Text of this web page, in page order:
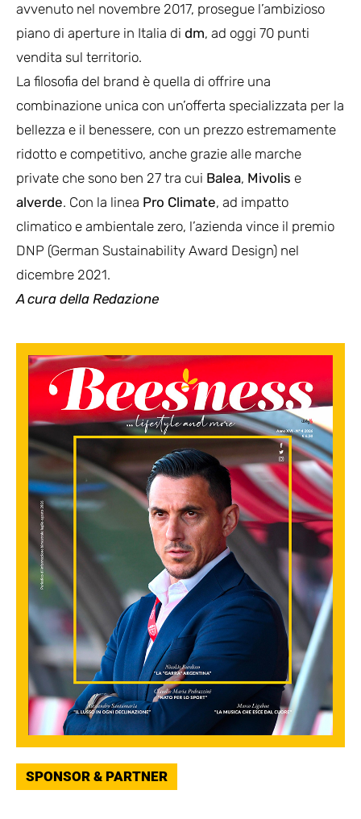
avvenuto nel novembre 2017, prosegue l’ambizioso
piano di aperture in Italia di dm, ad oggi 70 punti
vendita sul territorio.
La filosofia del brand è quella di offrire una
combinazione unica con un’offerta specializzata per la
bellezza e il benessere, con un prezzo estremamente
ridotto e competitivo, anche grazie alle marche
private che sono ben 27 tra cui Balea, Mivolis e
alverde. Con la linea Pro Climate, ad impatto
climatico e ambientale zero, l’azienda vince il premio
DNP (German Sustainability Award Design) nel
dicembre 2021.
A cura della Redazione
SPONSOR & PARTNER